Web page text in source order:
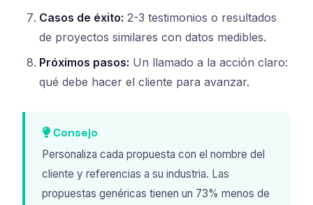
Casos de éxito: 2-3 testimonios o resultados
de proyectos similares con datos medibles.
Próximos pasos: Un llamado a la acción claro:
qué debe hacer el cliente para avanzar.
Consejo
Personaliza cada propuesta con el nombre del
cliente y referencias a su industria. Las
propuestas genéricas tienen un 73% menos de